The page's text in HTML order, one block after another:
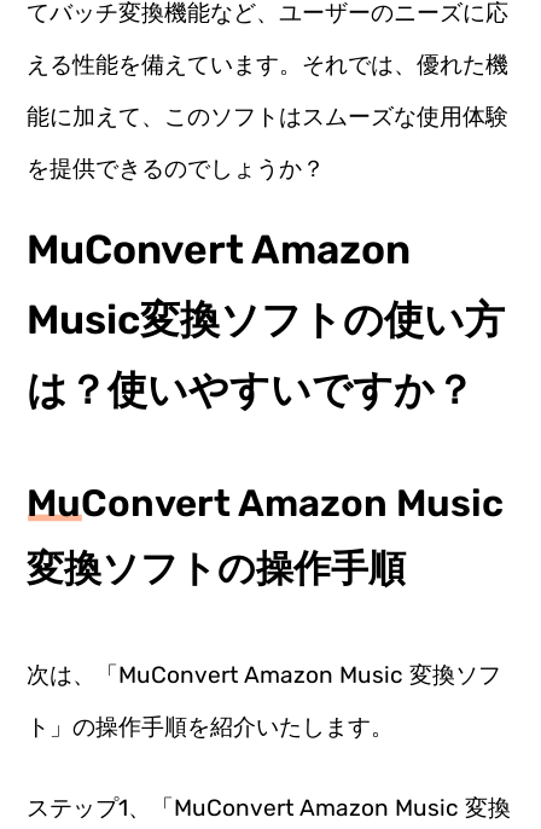
てバッチ変換機能など、ユーザーのニーズに応
える性能を備えています。それでは、優れた機
能に加えて、このソフトはスムーズな使用体験
を提供できるのでしょうか？
MuConvert Amazon
Music変換ソフトの使い方
は？使いやすいですか？
MuConvert Amazon Music
変換ソフトの操作手順
次は、「MuConvert Amazon Music 変換ソフ
ト」の操作手順を紹介いたします。
ステップ1、「MuConvert Amazon Music 変換